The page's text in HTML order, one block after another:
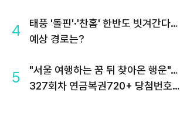
4
태풍 '돌핀'·'찬홈' 한반도 빗겨간다…
예상 경로는?
5
"서울 여행하는 꿈 뒤 찾아온 행운"…
327회차 연금복권720+ 당첨번호조